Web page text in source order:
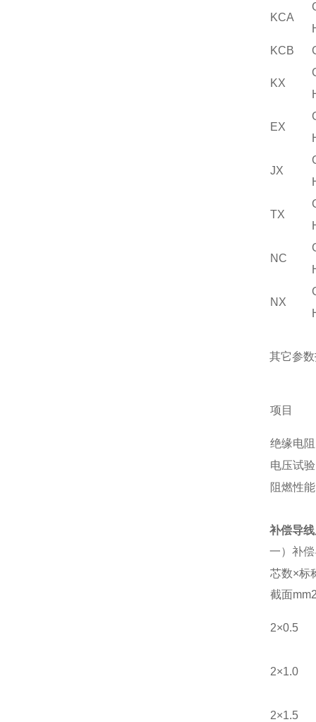
KCA
KCB
KX
EX
JX
TX
NC
NX
其它参
项目
绝缘电阻
电压试验
阻燃性能
补偿导线
一）补
芯数×标
截面
2×0.5
2×1.0
2×1.5